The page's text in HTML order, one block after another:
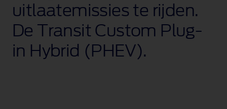
uitlaatemissies te rijden.
De Transit Custom Plug-
in Hybrid (PHEV).